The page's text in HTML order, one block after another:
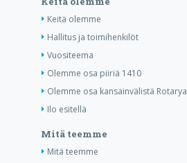
Keitä olemme
Hallitus ja toimihenkilöt
Vuositeema
Olemme osa piiriä 1410
Olemme osa kansainvälistä Rotarya
Ilo esitellä
Mitä teemme
Mitä teemme